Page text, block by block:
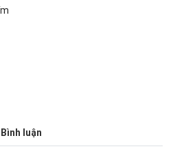
Bình luận